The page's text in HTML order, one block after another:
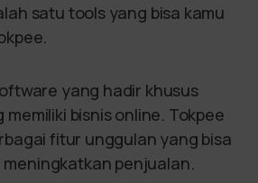
satu tools yang bisa kamu
yang hadir khusus
bisnis online. Tokpee
fitur unggulan yang bisa
penjualan.